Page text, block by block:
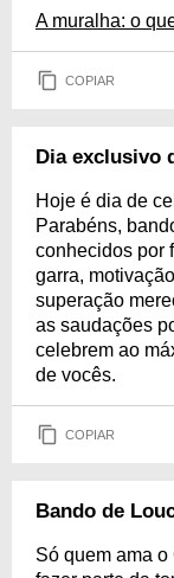
A muralha: o
COPIAR
Dia exclusivo
Hoje é dia de
Parabéns,
conhecidos por
garra,
superação
as saudações
celebrem ao
de vocês.
COPIAR
Bando de
Só quem ama